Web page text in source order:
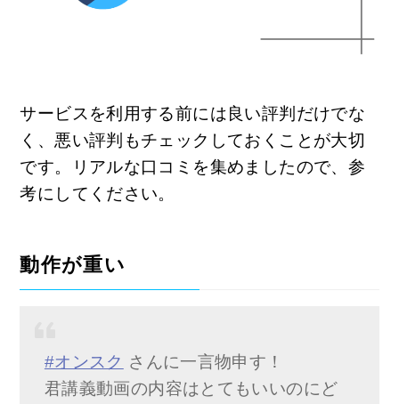
サービスを利用する前には良い評判だけでな
く、悪い評判もチェックしておくことが大切
です。リアルな口コミを集めましたので、参
考にしてください。
動作が重い
#オンスク さんに一言物申す！
君講義動画の内容はとてもいいのにど